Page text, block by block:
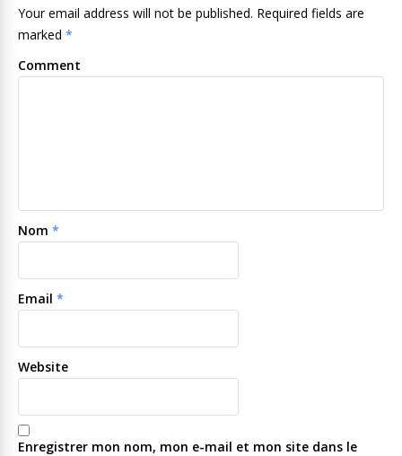
Your email address will not be published. Required fields are
marked *
Comment
Nom *
Email *
Website
Enregistrer mon nom, mon e-mail et mon site dans le